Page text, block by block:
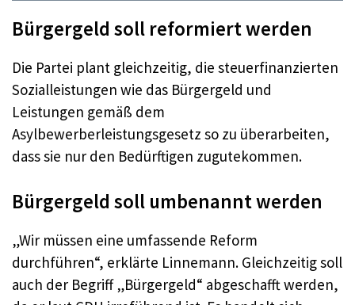
Bürgergeld soll reformiert werden
Die Partei plant gleichzeitig, die steuerfinanzierten
Sozialleistungen wie das Bürgergeld und
Leistungen gemäß dem
Asylbewerberleistungsgesetz so zu überarbeiten,
dass sie nur den Bedürftigen zugutekommen.
Bürgergeld soll umbenannt werden
„Wir müssen eine umfassende Reform
durchführen“, erklärte Linnemann. Gleichzeitig soll
auch der Begriff „Bürgergeld“ abgeschafft werden,